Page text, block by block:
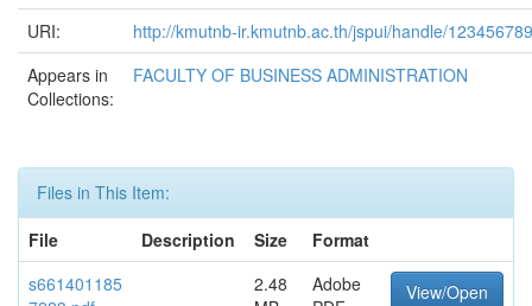
URI:
http://kmutnb-ir.kmutnb.ac.th/jspui/handle/
Appears in
Collections:
FACULTY OF BUSINESS ADMINISTRATION
Files in This Item:
File
Description Size
Format
s661401185
2.48
Adobe
View/Open